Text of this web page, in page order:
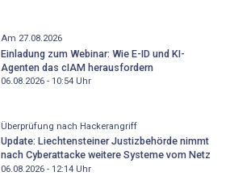
Am 27.08.2026
Einladung zum Webinar: Wie E-ID und KI-
Agenten das cIAM herausfordern
06.08.2026 - 10:54Uhr
Überprüfung nach Hackerangriff
Update: Liechtensteiner Justizbehörde nimmt
nach Cyberattacke weitere Systeme vom Netz
06.08.2026 - 12:14Uhr